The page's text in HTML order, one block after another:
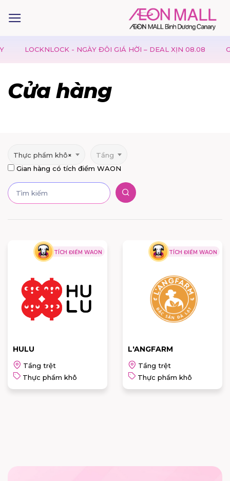
LOCKNLOCK - NGÀY ĐÔI GIÁ HỜI – DEAL XỊN 08.08
Cửa hàng
×
Thực phẩm khô
Tầng
Gian hàng có tích điểm WAON
TÍCH ĐIỂM WAON
HULU
Tầng trệt
Thực phẩm khô
TÍCH ĐIỂM WAON
L'ANGFARM
Tầng trệt
Thực phẩm khô